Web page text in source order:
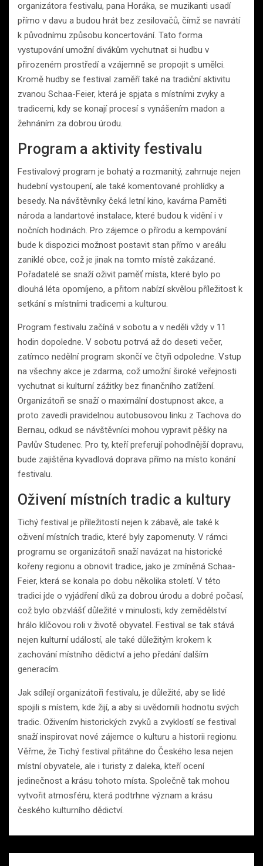
organizátora festivalu, pana Horáka, se muzikanti usadí
přímo v davu a budou hrát bez zesilovačů, čímž se navrátí
k původnímu způsobu koncertování. Tato forma
vystupování umožní divákům vychutnat si hudbu v
přirozeném prostředí a vzájemně se propojit s umělci.
Kromě hudby se festival zaměří také na tradiční aktivitu
zvanou Schaa-Feier, která je spjata s místními zvyky a
tradicemi, kdy se konají procesí s vynášením madon a
žehnáním za dobrou úrodu.
Program a aktivity festivalu
Festivalový program je bohatý a rozmanitý, zahrnuje nejen
hudební vystoupení, ale také komentované prohlídky a
besedy. Na návštěvníky čeká letní kino, kavárna Paměti
národa a landartové instalace, které budou k vidění i v
nočních hodinách. Pro zájemce o přírodu a kempování
bude k dispozici možnost postavit stan přímo v areálu
zaniklé obce, což je jinak na tomto místě zakázané.
Pořadatelé se snaží oživit paměť místa, které bylo po
dlouhá léta opomíjeno, a přitom nabízí skvělou příležitost k
setkání s místními tradicemi a kulturou.
Program festivalu začíná v sobotu a v neděli vždy v 11
hodin dopoledne. V sobotu potrvá až do deseti večer,
zatímco nedělní program skončí ve čtyři odpoledne. Vstup
na všechny akce je zdarma, což umožní široké veřejnosti
vychutnat si kulturní zážitky bez finančního zatížení.
Organizátoři se snaží o maximální dostupnost akce, a
proto zavedli pravidelnou autobusovou linku z Tachova do
Bernau, odkud se návštěvníci mohou vypravit pěšky na
Pavlův Studenec. Pro ty, kteří preferují pohodlnější dopravu,
bude zajištěna kyvadlová doprava přímo na místo konání
festivalu.
Oživení místních tradic a kultury
Tichý festival je příležitostí nejen k zábavě, ale také k
oživení místních tradic, které byly zapomenuty. V rámci
programu se organizátoři snaží navázat na historické
kořeny regionu a obnovit tradice, jako je zmíněná Schaa-
Feier, která se konala po dobu několika století. V této
tradici jde o vyjádření díků za dobrou úrodu a dobré počasí,
což bylo obzvlášť důležité v minulosti, kdy zemědělství
hrálo klíčovou roli v životě obyvatel. Festival se tak stává
nejen kulturní událostí, ale také důležitým krokem k
zachování místního dědictví a jeho předání dalším
generacím.
Jak sdílejí organizátoři festivalu, je důležité, aby se lidé
spojili s místem, kde žijí, a aby si uvědomili hodnotu svých
tradic. Oživením historických zvyků a zvyklostí se festival
snaží inspirovat nové zájemce o kulturu a historii regionu.
Věřme, že Tichý festival přitáhne do Českého lesa nejen
místní obyvatele, ale i turisty z daleka, kteří ocení
jedinečnost a krásu tohoto místa. Společně tak mohou
vytvořit atmosféru, která podtrhne význam a krásu
českého kulturního dědictví.